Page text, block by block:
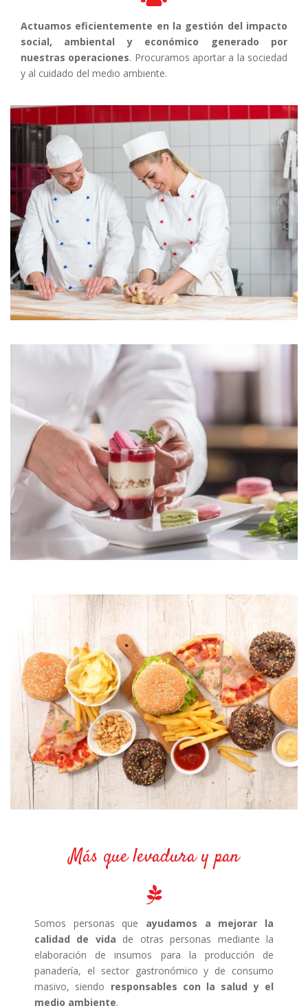
Actuamos eficientemente en la gestión del impacto
social, ambiental y económico generado por
nuestras operaciones. Procuramos aportar a la sociedad
y al cuidado del medio ambiente.
Más que levadura y pan
Somos personas que ayudamos a mejorar la
calidad de vida de otras personas mediante la
elaboración de insumos para la producción de
panadería, el sector gastronómico y de consumo
masivo, siendo responsables con la salud y el
medio ambiente.